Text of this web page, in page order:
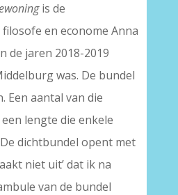
is de
en econome Anna
de jaren 2018-2019
was. De bundel
Een aantal van die
lengte die enkele
dichtbundel opent met
niet uit’ dat ik na
van de bundel